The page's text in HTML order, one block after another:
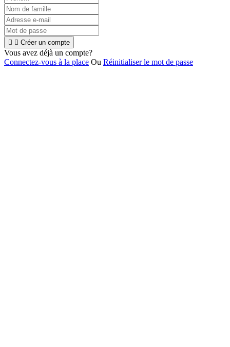
  Créer un compte
Vous avez déjà un compte?
Connectez-vous à la place Ou Réinitialiser le mot de passe